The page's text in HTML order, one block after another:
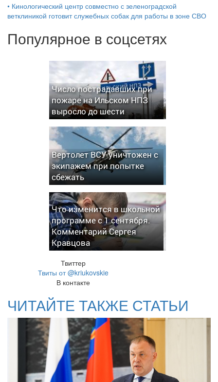
• Кинологический центр совместно с зеленоградской
ветклиникой готовит служебных собак для работы в зоне СВО
Популярное в соцсетях
Число пострадавших при
пожаре на Ильском НПЗ
выросло до шести
Вертолет ВСУ уничтожен с
экипажем при попытке
сбежать
Что изменится в школьной
программе с 1 сентября.
Комментарий Сергея
Кравцова
Твиттер
Твиты от @kriukovskie
В контакте
ЧИТАЙТЕ ТАКЖЕ СТАТЬИ